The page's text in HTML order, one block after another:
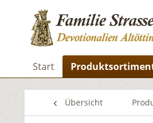
Start
Übersicht